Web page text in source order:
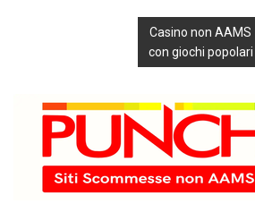
Casino non AAMS
con giochi popolari